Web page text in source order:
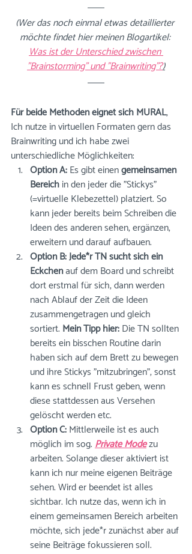
(Wer das noch einmal etwas detaillierter
möchte findet hier meinen Blogartikel:
Was ist der Unterschied zwischen
"Brainstorming" und "Brainwriting"?)
Für beide Methoden eignet sich MURAL,
Ich nutze in virtuellen Formaten gern das
Brainwriting und ich habe zwei
unterschiedliche Möglichkeiten:
Option A: Es gibt einen gemeinsamen
Bereich in den jeder die "Stickys"
(=virtuelle Klebezettel) platziert. So
kann jeder bereits beim Schreiben die
Ideen des anderen sehen, ergänzen,
erweitern und darauf aufbauen.
Option B: Jede*r TN sucht sich ein
Eckchen auf dem Board und schreibt
dort erstmal für sich, dann werden
nach Ablauf der Zeit die Ideen
zusammengetragen und gleich
sortiert. Mein Tipp hier: Die TN sollten
bereits ein bisschen Routine darin
haben sich auf dem Brett zu bewegen
und ihre Stickys "mitzubringen", sonst
kann es schnell Frust geben, wenn
diese stattdessen aus Versehen
gelöscht werden etc.
Option C: Mittlerweile ist es auch
möglich im sog. Private Modezu
arbeiten. Solange dieser aktiviert ist
kann ich nur meine eigenen Beiträge
sehen. Wird er beendet ist alles
sichtbar. Ich nutze das, wenn ich in
einem gemeinsamen Bereich arbeiten
möchte, sich jede*r zunächst aber auf
seine Beiträge fokussieren soll.